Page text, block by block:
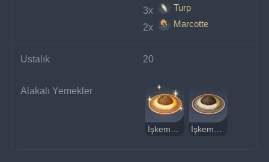
3x
Turp
2x
Marcotte
Ustalık 20
Alakalı Yemekler